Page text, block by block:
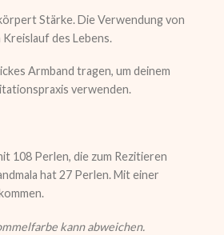
Stärke. Die Verwendung von
des Lebens.
Armband tragen, um deinem
verwenden.
108 Perlen, die zum Rezitieren
hat 27 Perlen. Mit einer
kann abweichen.